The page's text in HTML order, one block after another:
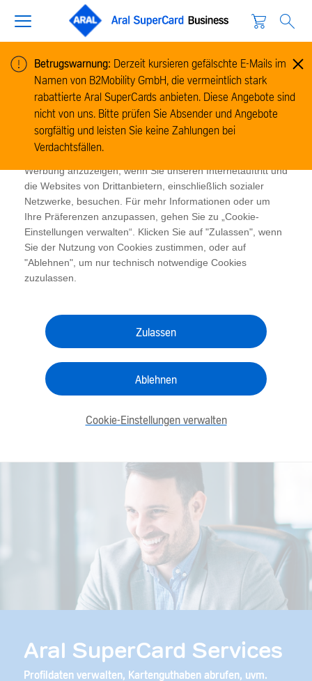
Cookie-Informationen
Wir verwenden Cookies, um Informationen zur Nutzung
unserer Website zu sammeln und zu analysieren und um
das Funktionieren der Website zu ermöglichen. Cookies
Werbung anzuzeigen, wenn Sie unseren Internetauftritt und
die Websites von Drittanbietern, einschließlich sozialer
Netzwerke, besuchen. Für mehr Informationen oder um
Ihre Präferenzen anzupassen, gehen Sie zu „Cookie-
Einstellungen verwalten“. Klicken Sie auf "Zulassen", wenn
Sie der Nutzung von Cookies zustimmen, oder auf
"Ablehnen", um nur technisch notwendige Cookies
zuzulassen.
Zulassen
Ablehnen
Cookie-Einstellungen verwalten
Betrugswarnung: Derzeit kursieren gefälschte E-Mails im
Namen von B2Mobility GmbH, die vermeintlich stark
rabattierte Aral SuperCards anbieten. Diese Angebote sind
nicht von uns. Bitte prüfen Sie Absender und Angebote
sorgfältig und leisten Sie keine Zahlungen bei
Verdachtsfällen.
Aral SuperCard Services
Profildaten verwalten, Kartenguthaben abrufen, uvm.